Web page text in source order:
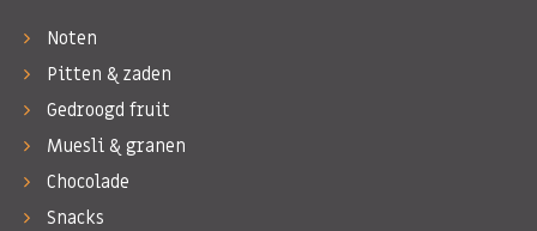
Noten
Pitten & zaden
Gedroogd fruit
Muesli & granen
Chocolade
Snacks